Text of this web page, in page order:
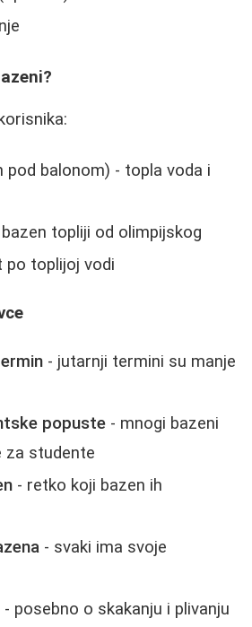
pod balonom) - topla voda i
topliji od olimpijskog
po toplijoj vodi
- jutarnji termini su manje
popuste - mnogi bazeni
za studente
- retko koji bazen ih
- svaki ima svoje
- posebno o skakanju i plivanju